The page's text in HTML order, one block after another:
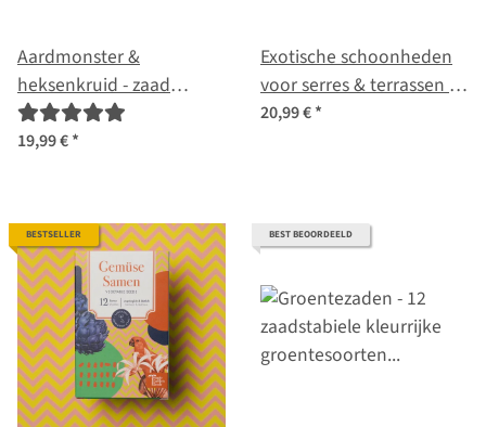
Aardmonster &
heksenkruid - zaad
cadeau set voor kinderen
19,99 €*
Exotische schoonheden
voor serres & terrassen -
zaad-cadeauset
20,99 €*
BESTSELLER BEST BEOORDEELD